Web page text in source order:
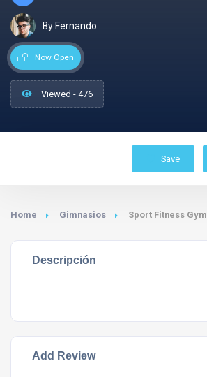
By Fernando
Now Open
Viewed - 476
Save
Home Gimnasios Sport Fitness Gym
Descripción
Add Review